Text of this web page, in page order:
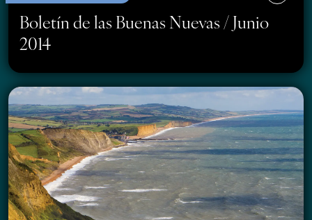
Boletín de las Buenas Nuevas / Junio
2014